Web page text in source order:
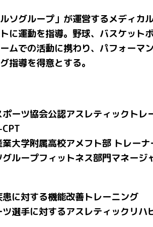
ソグループ」が運営するメディカ
に運動を指導。野球、バスケット
ムでの活動に携わり、パフォーマ
指導を得意とする。
ポーツ協会公認アスレティックトレ
業大学附属高校アメフト部 トレーナ
グループフィットネス部門マネージ
患に対する機能改善トレーニング
ツ選手に対するアスレティックリハ